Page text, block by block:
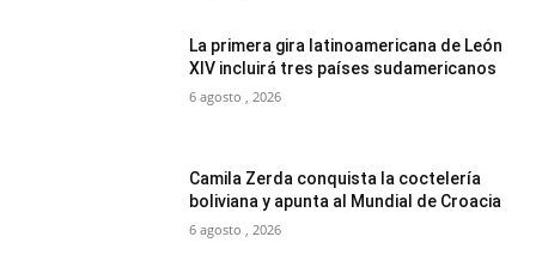
La primera gira latinoamericana de León
XIV incluirá tres países sudamericanos
6 agosto , 2026
Camila Zerda conquista la coctelería
boliviana y apunta al Mundial de Croacia
6 agosto , 2026